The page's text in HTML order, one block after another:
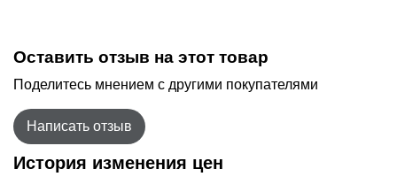
Оставить отзыв на этот товар
Поделитесь мнением с другими покупателями
Написать отзыв
История изменения цен